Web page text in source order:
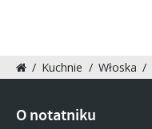
/ Kuchnie / Włoska /
O notatniku